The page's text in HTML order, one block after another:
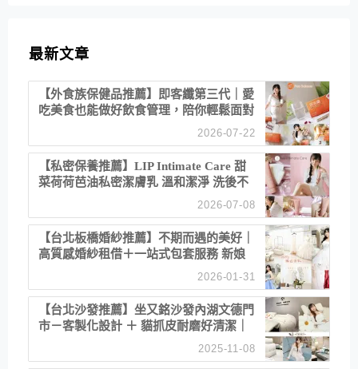
最新文章
【外食族保健品推薦】即客纖第三代｜愛
吃美食也能做好飲食管理，陪你輕鬆面對
2026-07-22
【私密保養推薦】LIP Intimate Care 甜
菜荷荷芭油私密潔膚乳 溫和潔淨 洗後不
2026-07-08
【台北板橋婚紗推薦】不期而遇的美好｜
高質感婚紗租借＋一站式包套服務 新娘
2026-01-31
【台北沙發推薦】坐又銘沙發內湖文德門
市－客製化設計 ＋ 貓抓皮耐磨好清潔｜
直營直銷、價格透明 高CP值打造夢想
2025-11-08